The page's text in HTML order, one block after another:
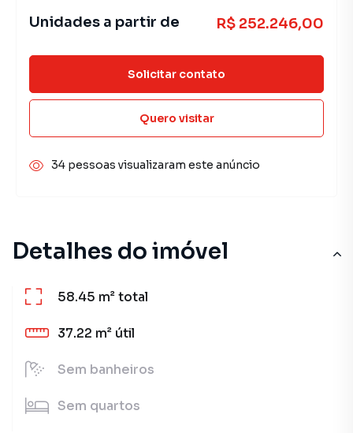
Detalhes do imóvel
58.45 m²total
37.22 m² útil
Sem banheiros
Sem quartos
Unidades a partir de R$ 252.246,00
Solicitar contato
Quero visitar
34 pessoas visualizaram este anúncio